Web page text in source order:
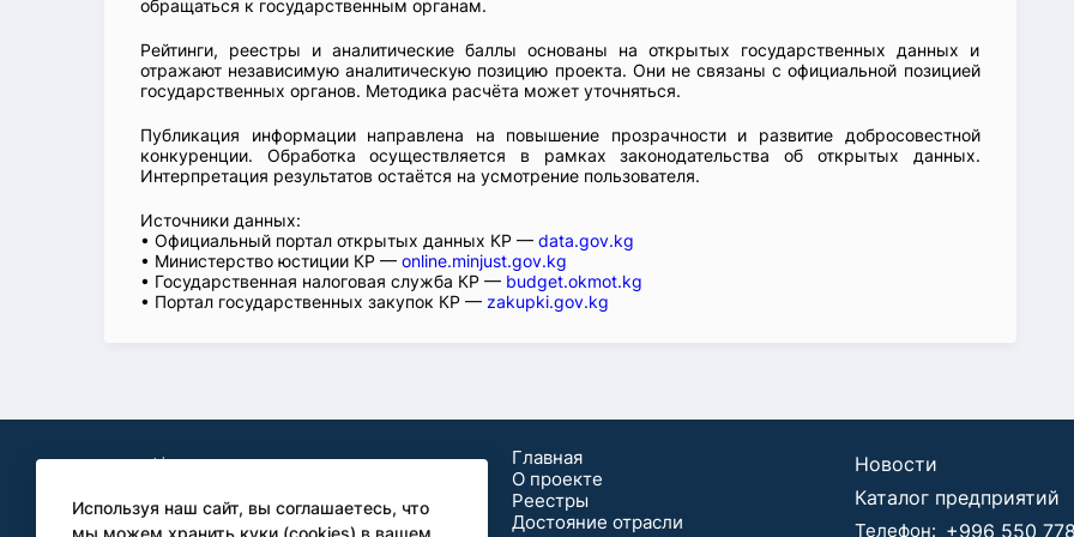
обращаться к государственным органам.
Рейтинги, реестры и аналитические баллы основаны на открытых государственных данных и
отражают независимую аналитическую позицию проекта. Они не связаны с официальной позицией
государственных органов. Методика расчёта может уточняться.
Публикация информации направлена на повышение прозрачности и развитие добросовестной
конкуренции. Обработка осуществляется в рамках законодательства об открытых данных.
Интерпретация результатов остаётся на усмотрение пользователя.
Источники данных:
• Официальный портал открытых данных КР — data.gov.kg
• Министерство юстиции КР — online.minjust.gov.kg
• Государственная налоговая служба КР — budget.okmot.kg
• Портал государственных закупок КР — zakupki.gov.kg
Используя наш сайт, вы соглашаетесь, что
Главная
О проекте
Реестры
Достояние отрасли
Новости
Каталог предприятий
Телефон: +996 550